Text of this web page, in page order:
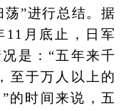
荡”进行总结。据
11月底止，日军
是：“五年来千
至于万人以上的
的时间来说，五